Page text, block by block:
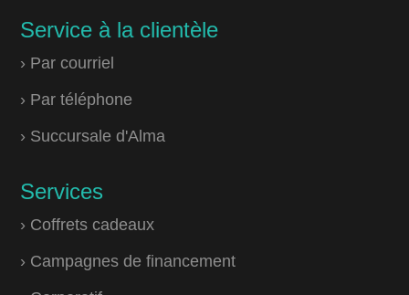
Service à la clientèle
› Par courriel
› Par téléphone
› Succursale d'Alma
Services
› Coffrets cadeaux
› Campagnes de financement